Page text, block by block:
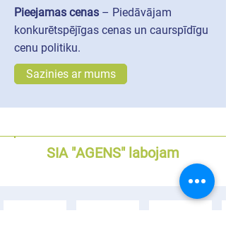
Pieejamas cenas – Piedāvājam
konkurētspējīgas cenas un caurspīdīgu
cenu politiku.
Sazinies ar mums
SIA "АGENS" labojam